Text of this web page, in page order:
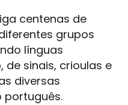
centenas de
grupos
línguas
de sinais, crioulas e
diversas
português.